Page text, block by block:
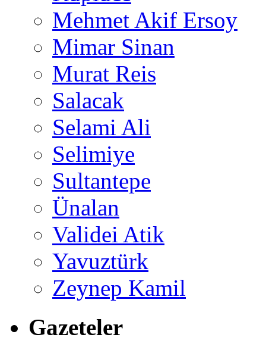
Mehmet Akif Ersoy
Mimar Sinan
Murat Reis
Salacak
Selami Ali
Selimiye
Sultantepe
Ünalan
Validei Atik
Yavuztürk
Zeynep Kamil
Gazeteler